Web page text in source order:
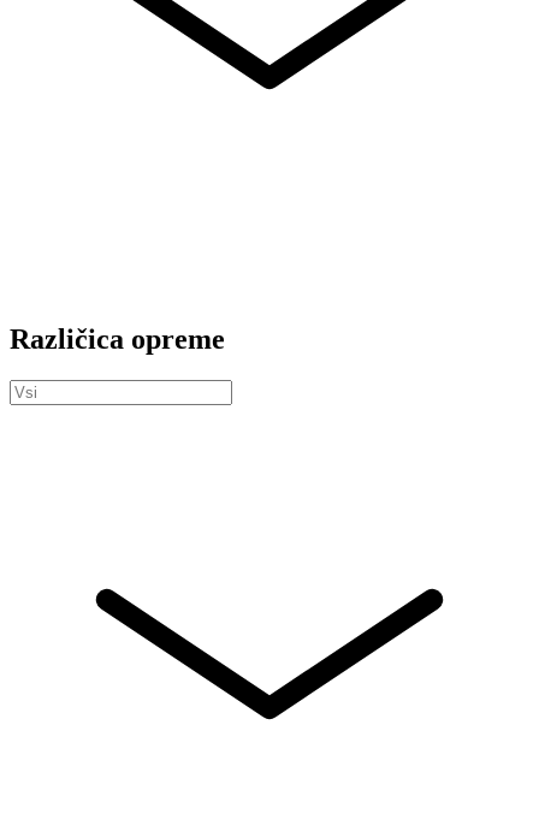
Različica opreme